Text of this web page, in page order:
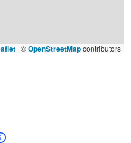
| ©OpenStreetMapcontributors